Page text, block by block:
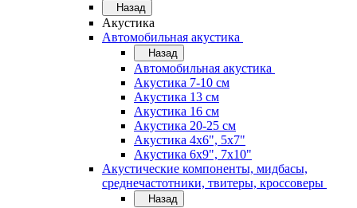
Назад
Акустика
Автомобильная акустика
Назад
Автомобильная акустика
Акустика 7-10 см
Акустика 13 см
Акустика 16 см
Акустика 20-25 см
Акустика 4х6", 5х7"
Акустика 6х9", 7х10"
Акустические компоненты, мидбасы,
среднечастотники, твитеры, кроссоверы
Назад